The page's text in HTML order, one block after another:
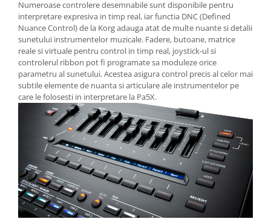
Numeroase controlere desemnabile sunt disponibile pentru
interpretare expresiva in timp real, iar functia DNC (Defined
Nuance Control) de la Korg adauga atat de multe nuante si detalii
sunetului instrumentelor muzicale. Fadere, butoane, matrice
reale si virtuale pentru control in timp real, joystick-ul si
controlerul ribbon pot fi programate sa moduleze orice
parametru al sunetului. Acestea asigura control precis al celor mai
subtile elemente de nuanta si articulare ale instrumentelor pe
care le folosesti in interpretare la Pa5X.